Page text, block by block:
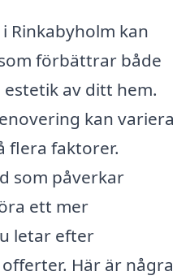
Rinkabyholm kan
förbättrar både
av ditt hem.
kan variera
flera faktorer.
som påverkar
ett mer
letar efter
Här är några